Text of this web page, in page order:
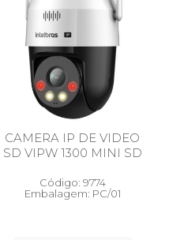
CAMERA IP DE VIDEO
SD VIPW 1300 MINI SD
Código: 9774
Embalagem: PC/01